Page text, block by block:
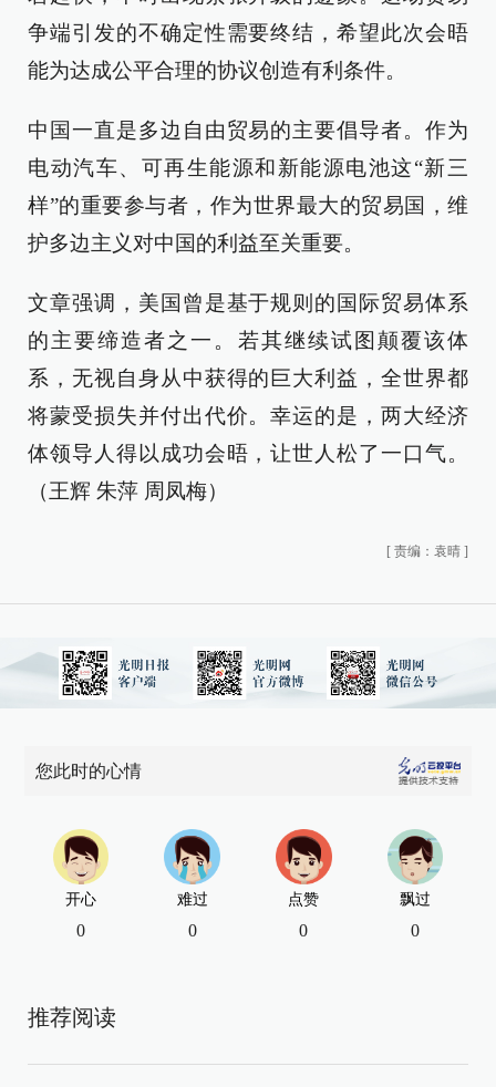
争端引发的不确定性需要终结，希望此次会晤
能为达成公平合理的协议创造有利条件。
中国一直是多边自由贸易的主要倡导者。作为
电动汽车、可再生能源和新能源电池这“新三
样”的重要参与者，作为世界最大的贸易国，维
护多边主义对中国的利益至关重要。
文章强调，美国曾是基于规则的国际贸易体系
的主要缔造者之一。若其继续试图颠覆该体
系，无视自身从中获得的巨大利益，全世界都
将蒙受损失并付出代价。幸运的是，两大经济
体领导人得以成功会晤，让世人松了一口气。
（王辉 朱萍 周凤梅）
[ 责编：袁晴 ]
您此时的心情
开心
0
难过
0
点赞
0
飘过
0
推荐阅读